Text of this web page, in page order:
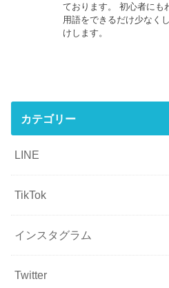
ております。 初心者にも
用語をできるだけ少なく
けします。
カテゴリー
LINE
TikTok
インスタグラム
Twitter